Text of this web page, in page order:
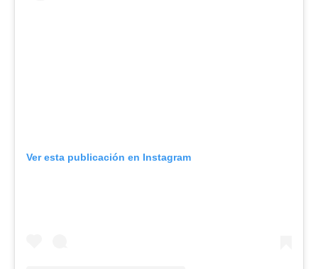
Ver esta publicación en Instagram